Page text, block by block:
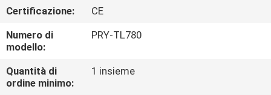
GIRO
DELLA
FABBRICA
Certificazione:
CE
Numero di
modello:
PRY-TL780
Quantità di
ordine minimo:
1 insieme